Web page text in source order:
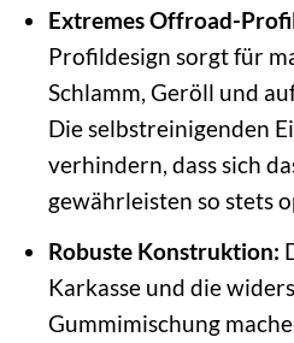
Extremes Offroad-
Profildesign sorgt für
Schlamm, Geröll und
Die selbstreinigenden
verhindern, dass sich
gewährleisten so stets
Robuste Konstruktion:
Karkasse und die
Gummimischung